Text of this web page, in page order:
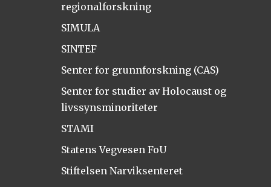
regionalforskning
SIMULA
SINTEF
Senter for grunnforskning (CAS)
Senter for studier av Holocaust og
livssynsminoriteter
STAMI
Statens Vegvesen FoU
Stiftelsen Narviksenteret